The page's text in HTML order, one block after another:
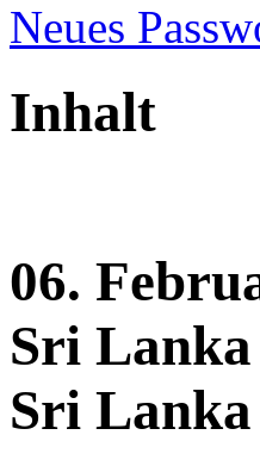
Neues
Inhalt
06.
Sri Lanka
Sri Lanka